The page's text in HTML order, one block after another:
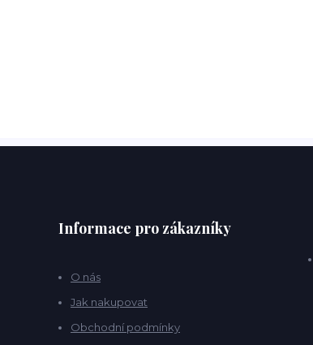
Informace pro zákazníky
O nás
Jak nakupovat
Obchodní podmínky